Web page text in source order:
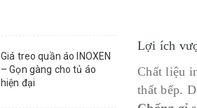
Lợi ích
Chất liệu
thất bếp.
Giá treo quần áo INOXEN
– Gọn gàng cho tủ áo
hiện đại